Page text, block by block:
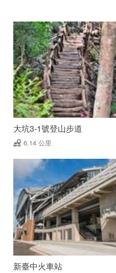
大坑3-1號登山步道
6.14 公里
新臺中火車站